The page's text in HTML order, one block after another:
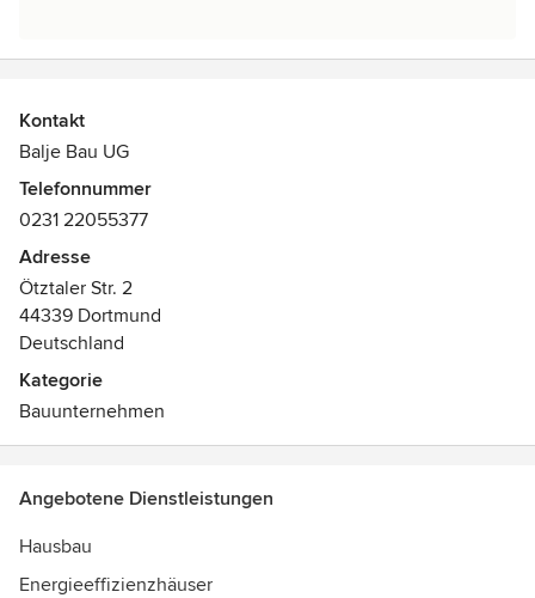
Kontakt
Balje Bau UG
Telefonnummer
0231 22055377
Adresse
Ötztaler Str. 2
44339 Dortmund
Deutschland
Kategorie
Bauunternehmen
Angebotene Dienstleistungen
Hausbau
Energieeffizienzhäuser